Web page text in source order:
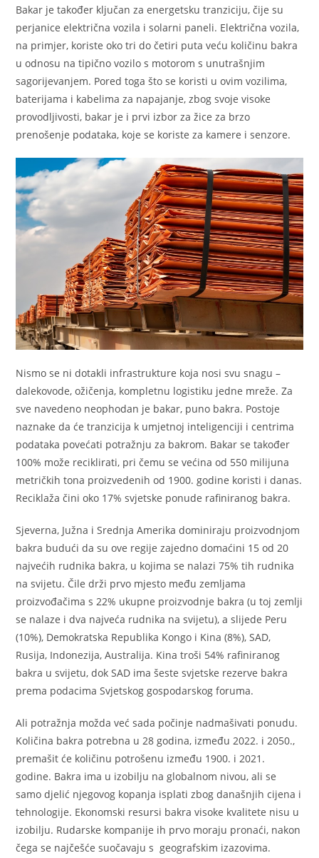
Bakar je također ključan za energetsku tranziciju, čije su
perjanice električna vozila i solarni paneli. Električna vozila,
na primjer, koriste oko tri do četiri puta veću količinu bakra
u odnosu na tipično vozilo s motorom s unutrašnjim
sagorijevanjem. Pored toga što se koristi u ovim vozilima,
baterijama i kabelima za napajanje, zbog svoje visoke
provodljivosti, bakar je i prvi izbor za žice za brzo
prenošenje podataka, koje se koriste za kamere i senzore.
Nismo se ni dotakli infrastrukture koja nosi svu snagu –
dalekovode, ožičenja, kompletnu logistiku jedne mreže. Za
sve navedeno neophodan je bakar, puno bakra. Postoje
naznake da će tranzicija k umjetnoj inteligenciji i centrima
podataka povećati potražnju za bakrom. Bakar se također
100% može reciklirati, pri čemu se većina od 550 milijuna
metričkih tona proizvedenih od 1900. godine koristi i danas.
Reciklaža čini oko 17% svjetske ponude rafiniranog bakra.
Sjeverna, Južna i Srednja Amerika dominiraju proizvodnjom
bakra budući da su ove regije zajedno domaćini 15 od 20
najvećih rudnika bakra, u kojima se nalazi 75% tih rudnika
na svijetu. Čile drži prvo mjesto među zemljama
proizvođačima s 22% ukupne proizvodnje bakra (u toj zemlji
se nalaze i dva najveća rudnika na svijetu), a slijede Peru
(10%), Demokratska Republika Kongo i Kina (8%), SAD,
Rusija, Indonezija, Australija. Kina troši 54% rafiniranog
bakra u svijetu, dok SAD ima šeste svjetske rezerve bakra
prema podacima Svjetskog gospodarskog foruma.
Ali potražnja možda već sada počinje nadmašivati ponudu.
Količina bakra potrebna u 28 godina, između 2022. i 2050.,
premašit će količinu potrošenu između 1900. i 2021.
godine. Bakra ima u izobilju na globalnom nivou, ali se
samo djelić njegovog kopanja isplati zbog današnjih cijena i
tehnologije. Ekonomski resursi bakra visoke kvalitete nisu u
izobilju. Rudarske kompanije ih prvo moraju pronaći, nakon
čega se najčešće suočavaju s geografskim izazovima.